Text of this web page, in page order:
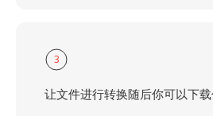
3
让文件进行转换随后你可以下